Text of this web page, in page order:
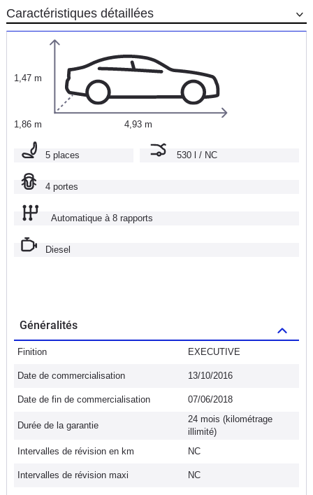
Caractéristiques détaillées
1,47 m
1,86 m 4,93 m
5 places 530 l / NC
4 portes
Automatique à 8 rapports
Diesel
Généralités
Finition EXECUTIVE
Date de commercialisation 13/10/2016
Date de fin de commercialisation 07/06/2018
Durée de la garantie
24 mois (kilométrage
illimité)
Intervalles de révision en km
NC
Intervalles de révision maxi NC